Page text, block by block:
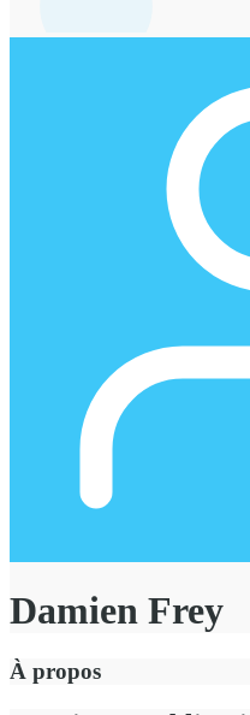
Damien Frey
À propos